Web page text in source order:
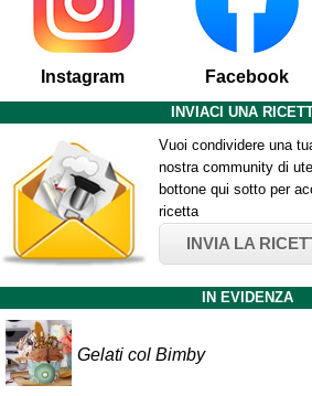
Instagram Facebook
INVIACI UNA
Vuoi condividere una
nostra community di
bottone qui sotto per
ricetta
INVIA LA
IN EVIDENZA
Gelati col Bimby